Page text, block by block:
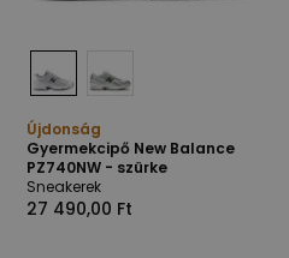
Újdonság
Gyermekcipő New Balance
PZ740NW - szürke
Sneakerek
27 490,00 Ft